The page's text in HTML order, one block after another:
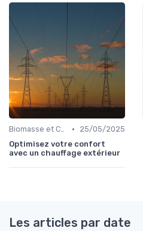
Biomasse et Chauffage Écologique •
25/05/2025
Optimisez votre confort
avec un chauffage extérieur
Les articles par date